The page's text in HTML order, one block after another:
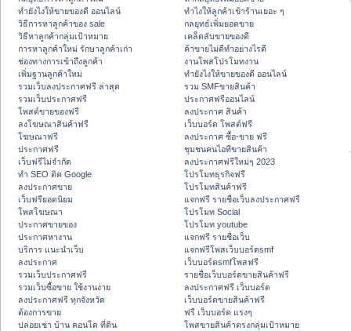
ทํายังไงให้ขายของดี ออนไลน์
วิธีการหาลูกค้าของ sale
วิธีหาลูกค้ากลุ่มเป้าหมาย
การหาลูกค้าใหม่ รักษาลูกค้าเก่า
ช่องทางการเข้าถึงลูกค้า
เพิ่มฐานลูกค้าใหม่
รวมเว็บลงประกาศฟรี ล่าสุด
รวมเว็บประกาศฟรี
โพสต์ขายของฟรี
ลงโฆษณาสินค้าฟรี
โฆษณาฟรี
ประกาศฟรี
เว็บฟรีไม่จำกัด
ทำ SEO ติด Google
ลงประกาศขาย
เว็บฟรียอดนิยม
โพสโฆษณา
ประกาศขายของ
ประกาศหางาน
บริการ แนะนำเว็บ
ลงประกาศ
รวมเว็บประกาศฟรี
รวมเว็บซื้อขาย ใช้งานง่าย
ลงประกาศฟรี ทุกจังหวัด
ต้องการขาย
ปล่อยเช่า บ้าน คอนโด ที่ดิน
ทําไงให้ลูกค้าเข้าร้านเยอะ ๆ
กลยุทธ์เพิ่มยอดขาย
เคล็ดลับขายของดี
ค้าขายไม่ดีทำอย่างไรดี
งานโพสโปรโมทงาน
ทํายังไงให้ขายของดี ออนไลน์
รวม SMFขายสินค้า
ประกาศฟรีออนไลน์
ลงประกาศ สินค้า
เว็บบอร์ด โพสต์ฟรี
ลงประกาศ ซื้อ-ขาย ฟรี
ชุมชนคนไอทีขายสินค้า
ลงประกาศฟรีใหม่ๆ 2023
โปรโมทธุรกิจฟรี
โปรโมทสินค้าฟรี
แจกฟรี รายชื่อเว็บลงประกาศฟรี
โปรโมท Social
โปรโมท youtube
แจกฟรี รายชื่อเว็บ
แจกฟรีโพสเว็บบอร์ดsmf
เว็บบอร์ดsmfโพสฟรี
รายชื่อเว็บบอร์ดขายสินค้าฟรี
ลงประกาศฟรี เว็บบอร์ด
เว็บบอร์ดขายสินค้าฟรี
ฟรี เว็บบอร์ด แรงๆ
โพสขายสินค้าตรงกลุ่มเป้าหมาย